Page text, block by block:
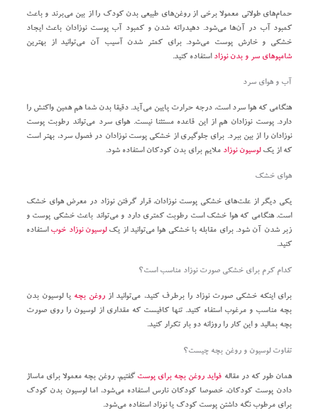
حمام‌های طولانی معمولا برخی از روغن‌های طبیعی بدن کودک را از بین می‌برند و باعث
کمبود آب در آن‌ها می‌شود. دهیدراته شدن و کمبود آب پوست نوزادان باعث ایجاد
خشکی و خارش پوست می‌شود. برای کمتر شدن آسیب آن می‌توانید از بهترین
شامپوهای سر و بدن نوزاد استفاده کنید.
آب و هوای سرد
هنگامی که هوا سرد است، درجه حرارت پایین می‌آید. دقیقا بدن شما هم همین واکنش را
دارد. پوست نوزادان هم از این قاعده مستثنا نیست. هوای سرد می‌تواند رطوبت پوست
نوزادان را از بین ببرد. برای جلوگیری از خشکی پوست نوزادان در فصول سرد، بهتر است
که از یکلوسیون نوزاد ملایم برای بدن کودکان استفاده شود.
هوای خشک
یکی دیگر از علت‌های خشکی پوست نوزادان، قرار گرفتن نوزاد در معرض هوای خشک
است. هنگامی که هوا خشک است رطوبت کمتری دارد و می‌تواند باعث خشکی پوست و
زبر شدن آن شود. برای مقابله با خشکی هوا می‌توانید از یکلوسیون نوزاد خوب استفاده
کنید.
کدام کرم برای خشکی صورت نوزاد مناسب است؟
برای اینکه خشکی صورت نوزاد را برطرف کنید، می‌توانید از روغن بچه یا لوسیون بدن
بچه مناسب و مرغوب استفاه کنید. تنها کافیست که مقداری از لوسیون را روی صورت
بچه بمالید و این کار را روزانه دو بار تکرار کنید.
تفاوت لوسیون و روغن بچه چیست؟
همان طور که در مقاله‌ فواید روغن بچه برای پوست گفتیم، روغن بچه معمولا برای ماساژ
دادن پوست کودکان، خصوصا کودکان نارس استفاده می‌شود، اما لوسیون بدن کودک
برای مرطوب نگه داشتن پوست کودک یا نوزاد استفاده می‌شود.